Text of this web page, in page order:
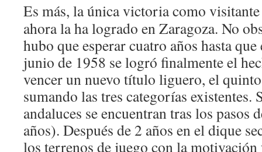
Es más, la única victoria como visitante
ahora la ha logrado en Zaragoza. No
hubo que esperar cuatro años hasta que
junio de 1958 se logró finalmente el
vencer un nuevo título liguero, el
sumando las tres categorías existentes.
andaluces se encuentran tras los
años). Después de 2 años en el dique
los terrenos de juego con la motivación